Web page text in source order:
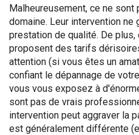
Malheureusement, ce ne
domaine. Leur intervention ne
prestation de qualité. De
proposent des tarifs
attention (si vous êtes un
confiant le dépannage de
vous vous exposez à
sont pas de vrais
intervention peut aggraver la
est généralement différente